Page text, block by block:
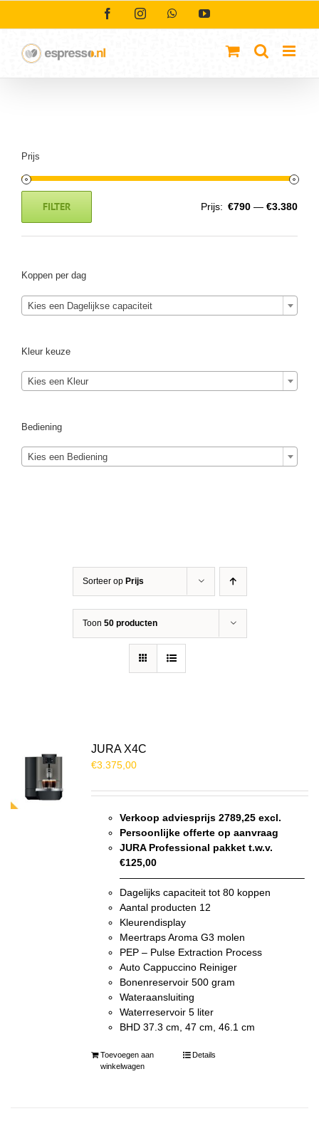
FacebookInstagramWhatsAppYouTube
Sorteer op Prijs
Toon 50 producten
JURA X4C
€3.375,00
Verkoop adviesprijs 2789,25 excl.
Persoonlijke offerte op aanvraag
JURA Professional pakket t.w.v.
€125,00
——————————————————–
Dagelijks capaciteit tot 80 koppen
Aantal producten 12
Kleurendisplay
Meertraps Aroma G3 molen
PEP – Pulse Extraction Process
Auto Cappuccino Reiniger
Bonenreservoir 500 gram
Wateraansluiting
Waterreservoir 5 liter
BHD 37.3 cm, 47 cm, 46.1 cm
Toevoegen aan
winkelwagen
Details
Prijs
FILTER Prijs: €790 — €3.380
Koppen per dag
Kies een Dagelijkse capaciteit
Kleur keuze
Kies een Kleur
Bediening
Kies een Bediening